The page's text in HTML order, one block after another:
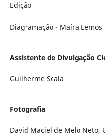
Edição
Diagramação - Maíra Lemos
Assistente de Divulgação
Guilherme Scala
Fotografia
David Maciel de Melo Neto,